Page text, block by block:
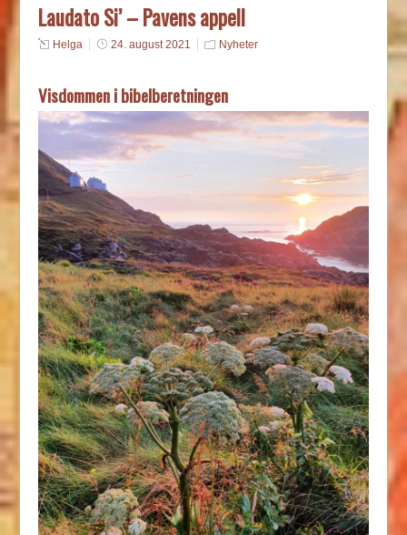
Laudato Si’ – Pavens appell
Helga 24. august 2021 Nyheter
Visdommen i bibelberetningen